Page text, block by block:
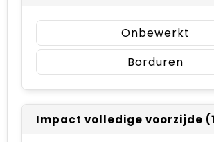
Onbewerkt
Borduren
Impact volledige voorzijde